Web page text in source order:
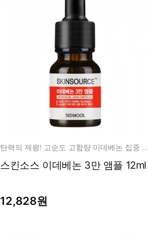
탄력의 제왕! 고순도 고함량 이데베논 집중 케어 앰플
스킨소스 이데베논 3만 앰플 12ml
12,828원